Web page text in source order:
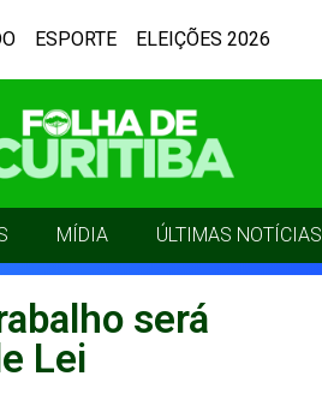
ESPORTE ELEIÇÕES 2026
MÍDIA ÚLTIMAS NOTÍCIAS
será
Lei